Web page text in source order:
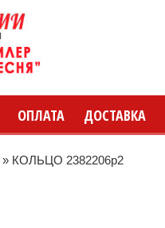
ОПЛАТА ДОСТАВКА
» КОЛЬЦО 2382206р2